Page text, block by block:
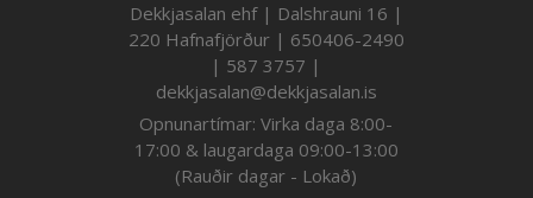
Dekkjasalan ehf | Dalshrauni 16 |
220 Hafnafjörður | 650406-2490
| 587 3757 |
dekkjasalan@dekkjasalan.is
Opnunartímar: Virka daga 8:00-
17:00 & laugardaga 09:00-13:00
(Rauðir dagar - Lokað)